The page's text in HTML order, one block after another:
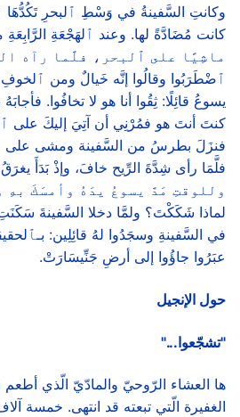
وكانتِ السَّفينةُ في وَسْطِ ﭐلبحرِ تَكُدُّهَا
كانت مُضَادَّةً لها. وعند ﭐلهَجْعَةِ
ماشِيًا على ﭐلبحر، فلَّما رآه
ﭐضْطَرَبُوا وقالُوا إنَّه خَيالٌ ومن
يسوعُ قائِلًا: ثِقُوا أنا هو لا تخافُوا.
كنتَ أنتَ هو فمُرْنِي أن آتِيَ إليكَ على
فنزَلَ بطرسُ من السَّفينة ومشى على
فلَّمَا رأى شِدَّةَ الرِّيح خافَ، وإذْ بَدَأَ
وللوقتِ مَدَّ يسوعُ يدَهُ وأمسَكَ بهِ
لماذا شَكَكْتَ؟ ولمَّا دخلا السَّفينةَ سَكَنَتِ
في السَّفينةِ وسجَدُوا لهُ قائِلِين:
عبَرُوا جاؤُوا إلى أرضِ جَنِّيسَارَتْ.
حول الإنجيل
"تشجّعوا..."
ها العشاء الرّوحيّ والمادّيّ الّذي أطعم
الغفيرة الّتي تبعته قد انتهى. خمسة